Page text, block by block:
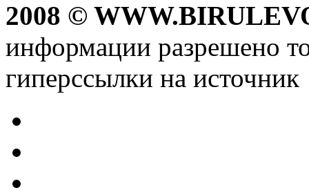
2008 ©
информации разрешено
гиперссылки на источник